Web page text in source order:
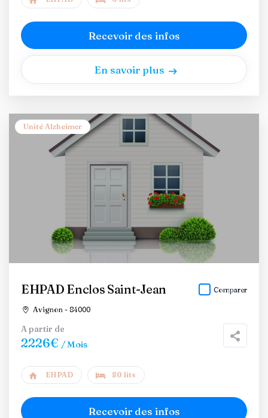
Recevoir des infos
En savoir plus
Unité Alzheimer
EHPAD Enclos Saint-Jean
Avignon - 84000
Comparer
A partir de
2226€ / Mois
EHPAD 80 lits
Recevoir des infos